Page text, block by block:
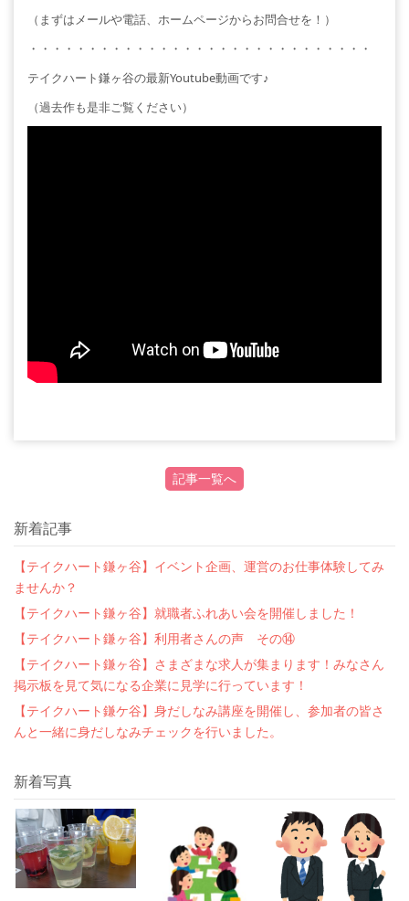
（まずはメールや電話、ホームページからお問合せを！）
・・・・・・・・・・・・・・・・・・・・・・・・・・・・・
テイクハート鎌ヶ谷の最新Youtube動画です♪
（過去作も是非ご覧ください）
記事一覧へ
新着記事
【テイクハート鎌ヶ谷】イベント企画、運営のお仕事体験してみ
ませんか？
【テイクハート鎌ヶ谷】就職者ふれあい会を開催しました！
【テイクハート鎌ヶ谷】利用者さんの声 その⑭
【テイクハート鎌ヶ谷】さまざまな求人が集まります！みなさん
掲示板を見て気になる企業に見学に行っています！
【テイクハート鎌ケ谷】身だしなみ講座を開催し、参加者の皆さ
んと一緒に身だしなみチェックを行いました。
新着写真